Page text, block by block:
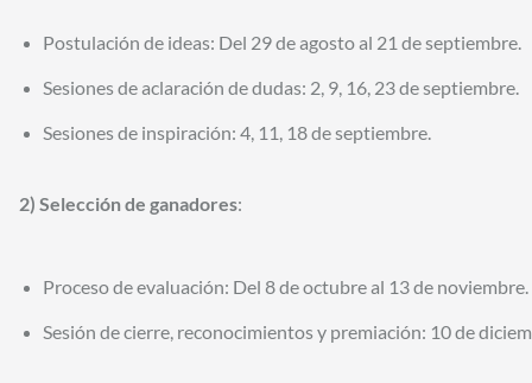
Postulación de ideas: Del 29 de agosto al 21 de septiembre.
Sesiones de aclaración de dudas: 2, 9, 16, 23 de septiembre.
Sesiones de inspiración: 4, 11, 18 de septiembre.
2) Selección de ganadores:
Proceso de evaluación: Del 8 de octubre al 13 de noviembre.
Sesión de cierre, reconocimientos y premiación: 10 de